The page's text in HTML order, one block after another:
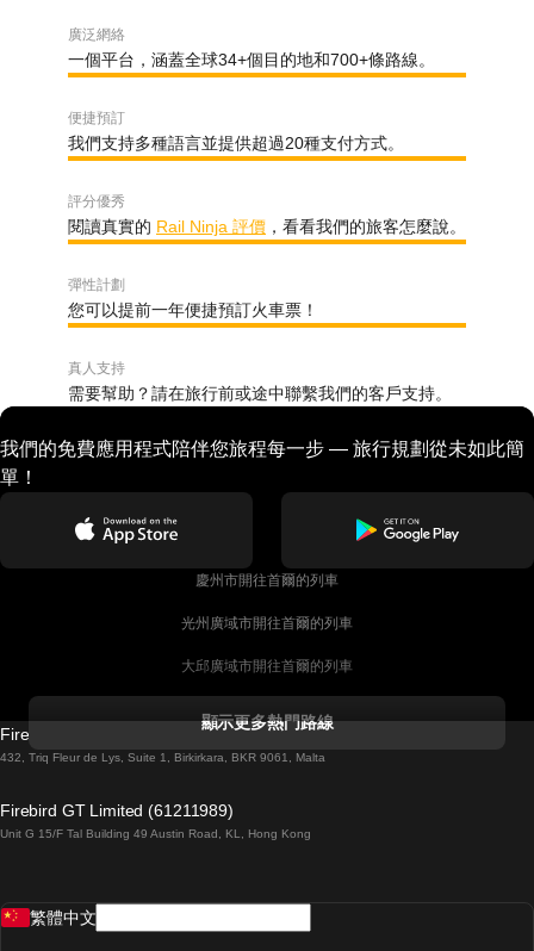
廣泛網絡
一個平台，涵蓋全球34+個目的地和700+條路線。
便捷預訂
我們支持多種語言並提供超過20種支付方式。
評分優秀
閱讀真實的 Rail Ninja 評價 ，看看我們的旅客怎麼說。
彈性計劃
您可以提前一年便捷預訂火車票！
真人支持
需要幫助？請在旅行前或途中聯繫我們的客戶支持。
我們的免費應用程式陪伴您旅程每一步 — 旅行規劃從未如此簡
單！
慶州市開往首爾的列車
光州廣域市開往首爾的列車
大邱廣域市開往首爾的列車
都柏林開往戈尔韦的列車
羅馬開往拿坡里的列車
顯示更多熱門路線
Firebird GT Limited (OC 1451)
432, Triq Fleur de Lys, Suite 1, Birkirkara, BKR 9061, Malta
Firebird GT Limited (61211989)
Unit G 15/F Tal Building 49 Austin Road, KL, Hong Kong
繁體中文